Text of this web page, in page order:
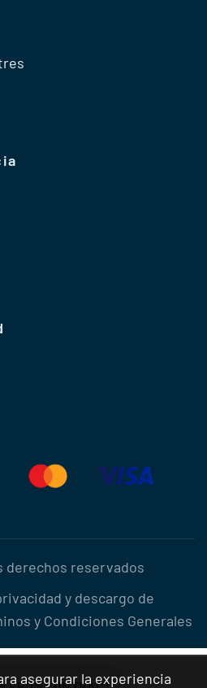
derechos reservados
y descargo de
y Condiciones Generales
asegurar la experiencia